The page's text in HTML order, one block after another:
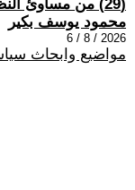
(29) من مساوئ النظام الدولي الجديد٢
محمود يوسف بكير
2026 / 8 / 6
مواضيع وابحاث